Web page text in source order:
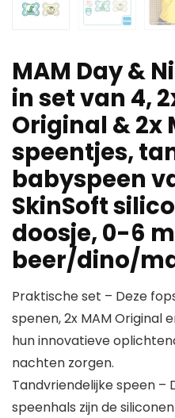
MAM Day &
in set van 4,
Original & 2x
speentjes,
babyspeen
SkinSoft
doosje, 0-6
beer/dino/
Praktische set – Deze
spenen, 2x MAM Original
hun innovatieve
nachten zorgen.
Tandvriendelijke speen –
speenhals zijn de